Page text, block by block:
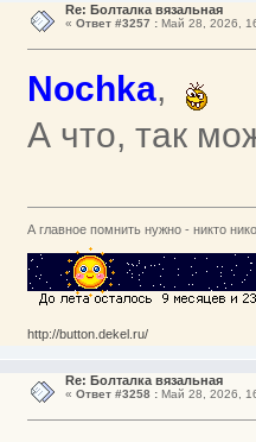
Re: Болталка вязальная
« Ответ #3257 :Май 28, 2026,
Nochka,
А что, так
А главное помнить нужно - никто
http://button.dekel.ru/
Re: Болталка вязальная
« Ответ #3258 :Май 28, 2026,